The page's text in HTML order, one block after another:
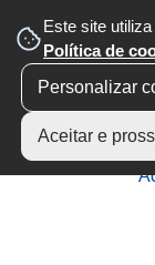
Este site
Política de
Personalizar
Aceitar e